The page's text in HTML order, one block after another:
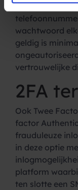
wordt per SMS
wachtwoord
geldig is
vertrouwelijke
2FA
Ook Twee
factor
frauduleuze
in deze optie
platform
ten slotte een